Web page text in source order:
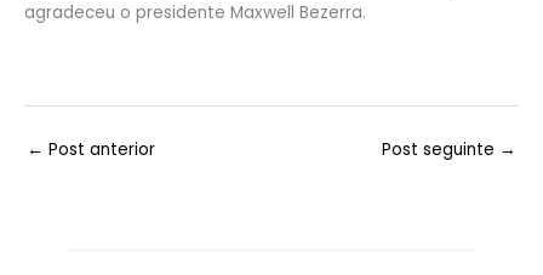
agradeceu o presidente Maxwell Bezerra.
← Post anterior Post seguinte →